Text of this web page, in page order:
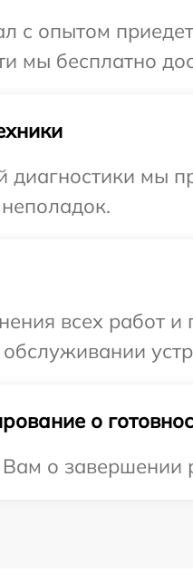
с опытом
мы бесплатно
диагностики мы
всех работ
о
о завершении